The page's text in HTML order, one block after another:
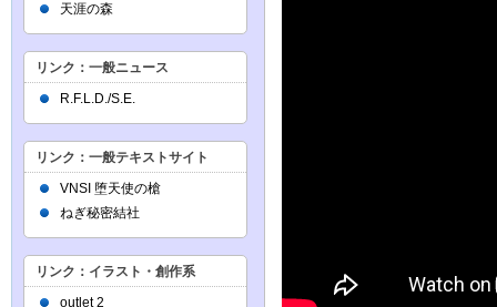
天涯の森
リンク：一般ニュース
R.F.L.D./S.E.
リンク：一般テキストサイト
VNSI 堕天使の槍
ねぎ秘密結社
リンク：イラスト・創作系
outlet 2